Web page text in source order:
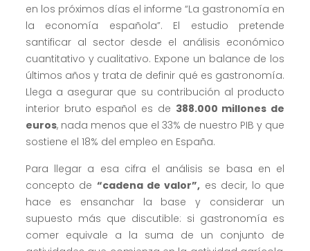
en los próximos días el informe “La gastronomía en
la economía española”. El estudio pretende
santificar al sector desde el análisis económico
cuantitativo y cualitativo. Expone un balance de los
últimos años y trata de definir qué es gastronomía.
Llega a asegurar que su contribución al producto
interior bruto español es de 388.000 millones de
euros, nada menos que el 33% de nuestro PIB y que
sostiene el 18% del empleo en España.
Para llegar a esa cifra el análisis se basa en el
concepto de “cadena de valor”, es decir, lo que
hace es ensanchar la base y considerar un
supuesto más que discutible: si gastronomía es
comer equivale a la suma de un conjunto de